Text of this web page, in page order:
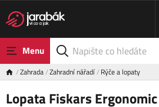
Menu
Zahrada Zahradní nářadí Rýče a lopaty
Lopata Fiskars